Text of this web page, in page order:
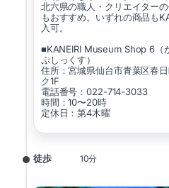
北六県の職人・クリエイター
もおすすめ。いずれの商品も
入可。
■KANEIRI Museum Shop 6（
ぷしっくす）
住所：宮城県仙台市青葉区春
ク1F
電話番号：022-714-3033
時間：10〜20時
定休日：第4木曜
徒歩 10分